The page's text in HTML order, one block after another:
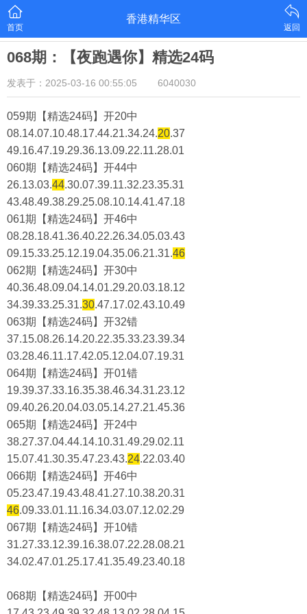
首页
香港精华区
返回
068期：【夜跑遇你】精选24码
发表于：2025-03-16 00:55:05 6040030
059期【精选24码】开20中
08.14.07.10.48.17.44.21.34.24.20.37
49.16.47.19.29.36.13.09.22.11.28.01
060期【精选24码】开44中
26.13.03.44.30.07.39.11.32.23.35.31
43.48.49.38.29.25.08.10.14.41.47.18
061期【精选24码】开46中
08.28.18.41.36.40.22.26.34.05.03.43
09.15.33.25.12.19.04.35.06.21.31.46
062期【精选24码】开30中
40.36.48.09.04.14.01.29.20.03.18.12
34.39.33.25.31.30.47.17.02.43.10.49
063期【精选24码】开32错
37.15.08.26.14.20.22.35.33.23.39.34
03.28.46.11.17.42.05.12.04.07.19.31
064期【精选24码】开01错
19.39.37.33.16.35.38.46.34.31.23.12
09.40.26.20.04.03.05.14.27.21.45.36
065期【精选24码】开24中
38.27.37.04.44.14.10.31.49.29.02.11
15.07.41.30.35.47.23.43.24.22.03.40
066期【精选24码】开46中
05.23.47.19.43.48.41.27.10.38.20.31
46.09.33.01.11.16.34.03.07.12.02.29
067期【精选24码】开10错
31.27.33.12.39.16.38.07.22.28.08.21
34.02.47.01.25.17.41.35.49.23.40.18
068期【精选24码】开00中